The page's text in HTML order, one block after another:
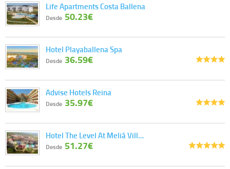
Life Apartments Costa Ballena
Desde 50.23€
Hotel Playaballena Spa
Desde 36.59€
Advise Hotels Reina
Desde 35.97€
Hotel The Level At Meliá Vill…
Desde 51.27€